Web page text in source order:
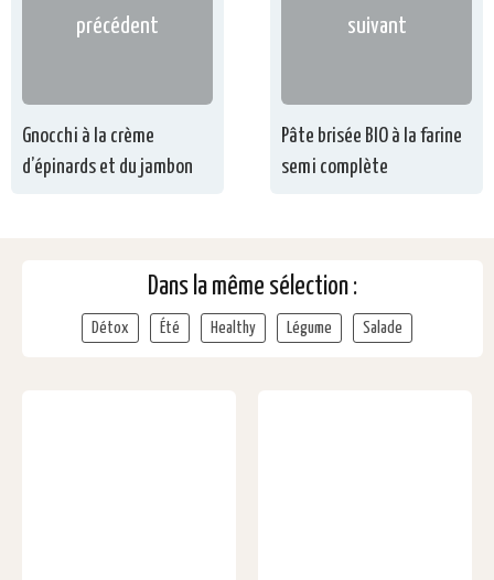
précédent
Gnocchi à la crème
d’épinards et du jambon
suivant
Pâte brisée BIO à la farine
semi complète
Dans la même sélection :
Détox Été Healthy Légume Salade